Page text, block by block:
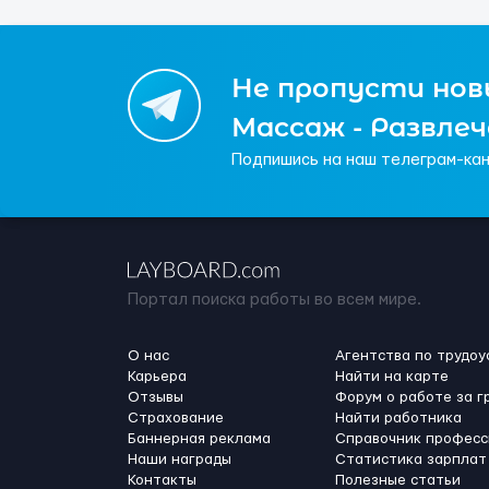
Не пропусти
Массаж -
Подпишись на наш телеграм-
Портал поиска работы во всем мире.
О нас
Карьера
Отзывы
Страхование
Баннерная реклама
Наши награды
Контакты
Агентства по
Найти на карте
Форум о работе за
Найти работника
Справочник
Статистика зарплат
Полезные статьи